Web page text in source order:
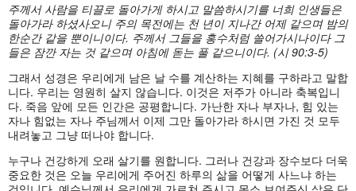
주께서 사람을 티끌로 돌아가게 하시고 말씀하시기를 너희 인생들은
돌아가라 하셨사오니 주의 목전에는 천 년이 지나간 어제 같으며 밤의
한순간 같을 뿐이니이다. 주께서 그들을 홍수처럼 쓸어가시나이다 그
들은 잠깐 자는 것 같으며 아침에 돋는 풀 같으니이다. (시 90:3-5)
그래서 성경은 우리에게 남은 날 수를 계산하는 지혜를 구하라고 말합
니다. 우리는 영원히 살지 않습니다. 이것은 저주가 아니라 축복입니
다. 죽음 앞에 모든 인간은 공평합니다. 가난한 자나 부자나, 힘 있는
자나 힘없는 자나 주님께서 이제 그만 돌아가라 하시면 가진 것 모두
내려놓고 그냥 떠나야 합니다.
누구나 건강하게 오래 살기를 원합니다. 그러나 건강과 장수보다 더욱
중요한 것은 오늘 우리에게 주어진 하루의 삶을 어떻게 사느냐 하는